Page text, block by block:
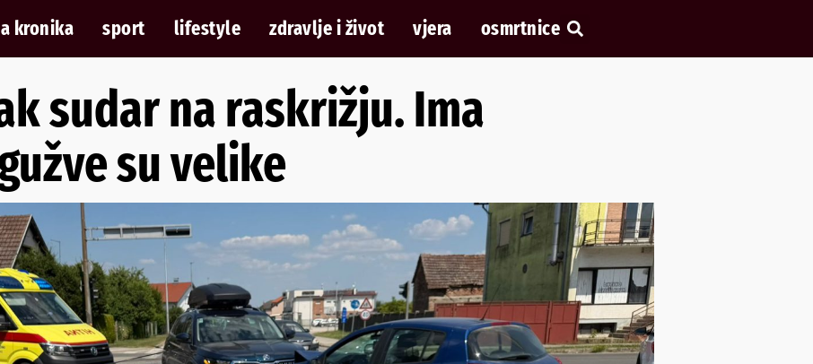
kronika sport lifestyle zdravlje i život vjera osmrtnice
sudar na raskrižju. Ima
su velike